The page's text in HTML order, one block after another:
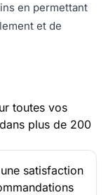
en permettant
et de
toutes vos
plus de 200
satisfaction